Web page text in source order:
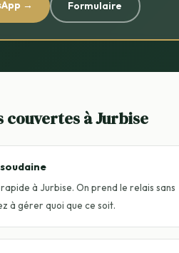
→ Formulaire
couvertes à Jurbise
à Jurbise. On prend le relais sans
à gérer quoi que ce soit.